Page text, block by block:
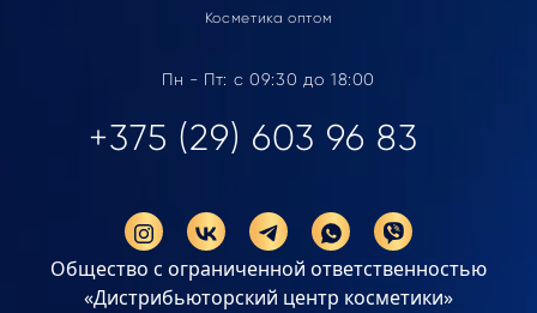
Косметика оптом
Пн - Пт: с 09:30 до 18:00
+375 (29) 603 96 83
Общество с ограниченной ответственностью
«Дистрибьюторский центр косметики»